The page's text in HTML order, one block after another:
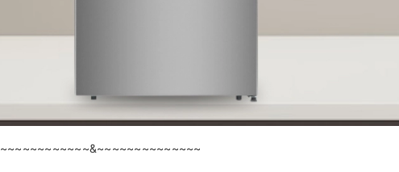
~~~~~~~~~~~~&~~~~~~~~~~~~~~